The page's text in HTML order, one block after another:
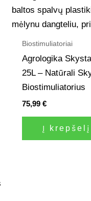
Biostimuliatoriai
Agrologika
25L – Natūrali
Biostimuliatorius
75,99€
Į krepšelį